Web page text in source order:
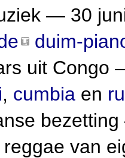
— 30
duim-
uit
, cumbia en
reggae van